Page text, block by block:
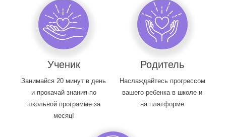
Ученик
Занимайся 20 минут в день
и прокачай знания по
школьной программе за
месяц!
Родитель
Наслаждайтесь прогрессом
вашего ребенка в школе и
на платформе